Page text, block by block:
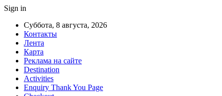
Sign in
Суббота, 8 августа, 2026
Контакты
Лента
Карта
Реклама на сайте
Destination
Activities
Enquiry Thank You Page